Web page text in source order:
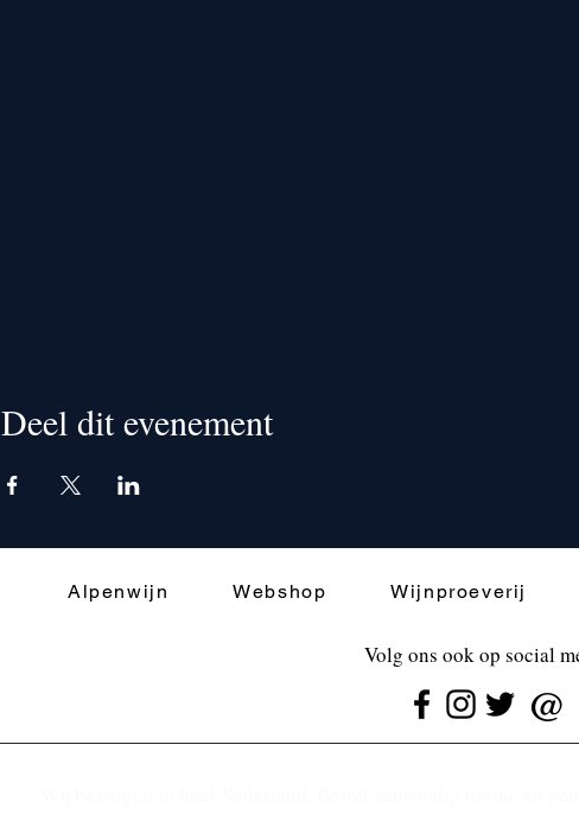
Deel dit evenement
Alpenwijn Webshop Wijnproeverij
Volg ons ook op social
@